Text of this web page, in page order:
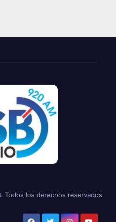
Todos los derechos reservados